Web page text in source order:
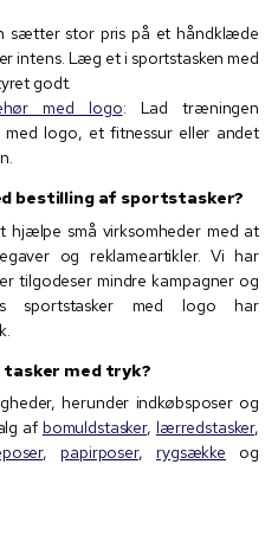
sætter stor pris på et håndklæde
intens. Læg et i sportstasken med
godt.
med logo: Lad træningen
logo, et fitnessur eller andet
bestilling af sportstasker?
hjælpe små virksomheder med at
og reklameartikler. Vi har
tilgodeser mindre kampagner og
sportstasker med logo har
med tryk?
herunder indkøbsposer og
af bomuldstasker, lærredstasker,
,papirposer,rygsække og